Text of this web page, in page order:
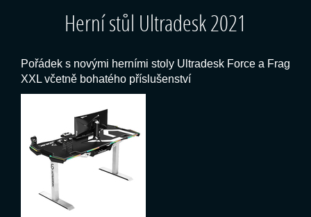
Herní stůl Ultradesk 2021
Pořádek s novými herními stoly Ultradesk Force a Frag
XXL včetně bohatého příslušenství